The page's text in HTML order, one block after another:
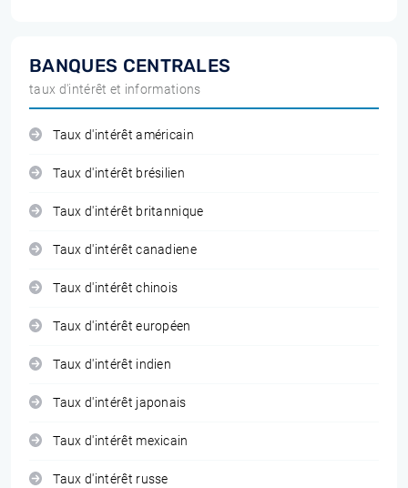
BANQUES CENTRALES
taux d'intérêt et informations
Taux d'intérêt américain
Taux d'intérêt brésilien
Taux d'intérêt britannique
Taux d'intérêt canadiene
Taux d'intérêt chinois
Taux d'intérêt européen
Taux d'intérêt indien
Taux d'intérêt japonais
Taux d'intérêt mexicain
Taux d'intérêt russe